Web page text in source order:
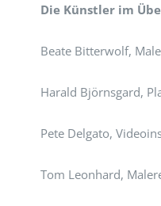
Die Künstler im
Beate Bitterwolf,
Harald Björnsgard,
Pete Delgato,
Tom Leonhard,